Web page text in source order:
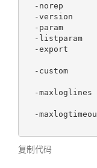
-norep
-version
-param
-listparam
-export
of a
-custom
-maxloglines
Set to 0
-
Set to 0
复制代码